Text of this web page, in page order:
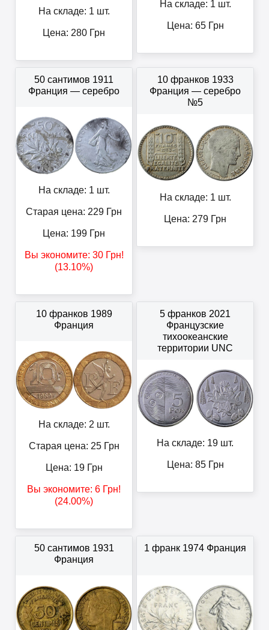
На складе: 1 шт.
Цена: 280 Грн
На складе: 1 шт.
Цена: 65Грн
50 сантимов 1911
Франция — серебро
На складе: 1 шт.
Старая цена: 229 Грн
Цена: 199 Грн
Вы экономите: 30Грн!
(13.10%)
10 франков 1933
Франция — серебро
№5
На складе: 1 шт.
Цена: 279 Грн
10 франков 1989
Франция
На складе: 2 шт.
Старая цена: 25Грн
Цена: 19Грн
Вы экономите: 6 Грн!
(24.00%)
5 франков 2021
Французские
тихоокеанские
территории UNC
На складе: 19 шт.
Цена: 85Грн
50 сантимов 1931
Франция
1 франк 1974 Франция